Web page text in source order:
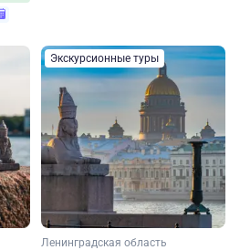
Экскурсионные туры
Ленинградская область